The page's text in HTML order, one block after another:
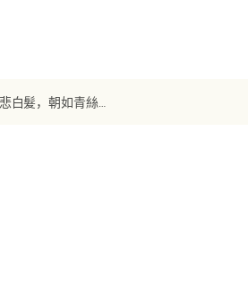
【唐诗】《鼓吹曲辭 將進酒》 李白：君不見黃河之水天上來，奔流到海不復回。君不見高堂明鏡悲白髮，朝如青絲暮成雪。人生得意須盡歡，莫使金尊空對月。